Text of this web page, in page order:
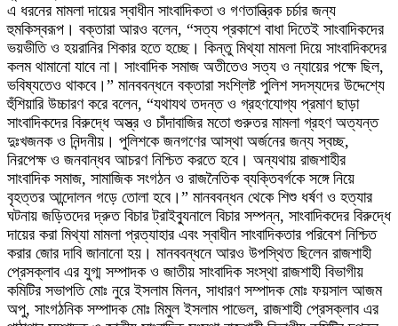
এ ধরনের মামলা দায়ের স্বাধীন সাংবাদিকতা ও গণতান্ত্রিক চর্চার জন্য
হুমকিস্বরূপ। বক্তারা আরও বলেন, “সত্য প্রকাশে বাধা দিতেই সাংবাদিকদের
ভয়ভীতি ও হয়রানির শিকার হতে হচ্ছে। কিন্তু মিথ্যা মামলা দিয়ে সাংবাদিকদের
কলম থামানো যাবে না। সাংবাদিক সমাজ অতীতেও সত্য ও ন্যায়ের পক্ষে ছিল,
ভবিষ্যতেও থাকবে।” মানববন্ধনে বক্তারা সংশ্লিষ্ট পুলিশ সদস্যদের উদ্দেশ্যে
হুঁশিয়ারি উচ্চারণ করে বলেন, “যথাযথ তদন্ত ও গ্রহণযোগ্য প্রমাণ ছাড়া
সাংবাদিকদের বিরুদ্ধে অস্ত্র ও চাঁদাবাজির মতো গুরুতর মামলা গ্রহণ অত্যন্ত
দুঃখজনক ও নিন্দনীয়। পুলিশকে জনগণের আস্থা অর্জনের জন্য স্বচ্ছ,
নিরপেক্ষ ও জনবান্ধব আচরণ নিশ্চিত করতে হবে। অন্যথায় রাজশাহীর
সাংবাদিক সমাজ, সামাজিক সংগঠন ও রাজনৈতিক ব্যক্তিবর্গকে সঙ্গে নিয়ে
বৃহত্তর আন্দোলন গড়ে তোলা হবে।” মানববন্ধন থেকে শিশু ধর্ষণ ও হত্যার
ঘটনায় জড়িতদের দ্রুত বিচার ট্রাইব্যুনালে বিচার সম্পন্ন, সাংবাদিকদের বিরুদ্ধে
দায়ের করা মিথ্যা মামলা প্রত্যাহার এবং স্বাধীন সাংবাদিকতার পরিবেশ নিশ্চিত
করার জোর দাবি জানানো হয়। মানববন্ধনে আরও উপস্থিত ছিলেন রাজশাহী
প্রেসক্লাব এর যুগ্ম সম্পাদক ও জাতীয় সাংবাদিক সংস্থা রাজশাহী বিভাগীয়
কমিটির সভাপতি মোঃ নুরে ইসলাম মিলন, সাধারণ সম্পাদক মোঃ ফয়সাল আজম
অপু, সাংগঠনিক সম্পাদক মোঃ মিমুল ইসলাম পাভেল, রাজশাহী প্রেসক্লাব এর